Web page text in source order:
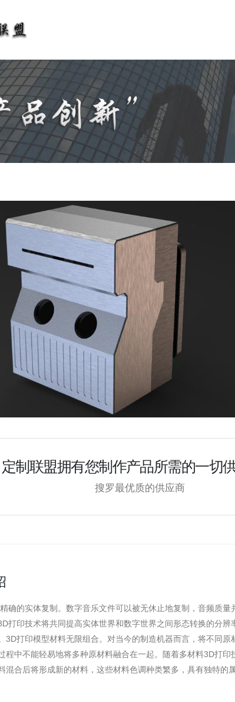
定制联盟拥有您制作产品所需的一切
搜罗最优质的供应商
确的实体复制。数字音乐文件可以被无休止地复制，音频质量
打印技术将共同提高实体世界和数字世界之间形态转换的分
3D打印模型材料无限组合。对当今的制造机器而言，将不同
程中不能轻易地将多种原材料融合在一起。随着多材料3D打
混合后将形成新的材料，这些材料色调种类繁多，具有独特的属